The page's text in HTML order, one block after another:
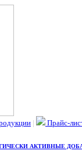
| Прайс-
АКТИВНЫЕ